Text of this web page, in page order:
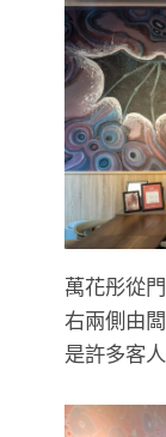
萬花彤從
右兩側由
是許多客